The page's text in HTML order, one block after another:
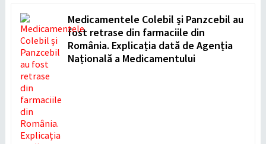
Medicamentele Colebil și Panzcebil au
fost retrase din farmaciile din
România. Explicația dată de Agenția
Națională a Medicamentului